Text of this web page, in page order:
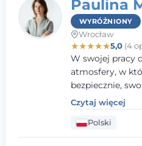
Paulina
WYRÓŻNIONY
Wrocław
★★★★★5,0(4
W swojej pracy
atmosfery, w
bezpiecznie,
wysłuchany(-a).
towarzyszeniu
dobrostanu,
budowania
Czytaj więcej
Polski